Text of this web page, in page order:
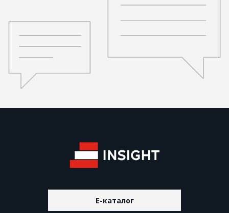
E-каталог